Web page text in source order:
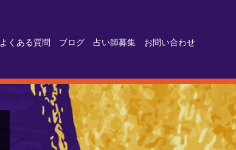
よくある質問 ブログ 占い師募集 お問い合わせ